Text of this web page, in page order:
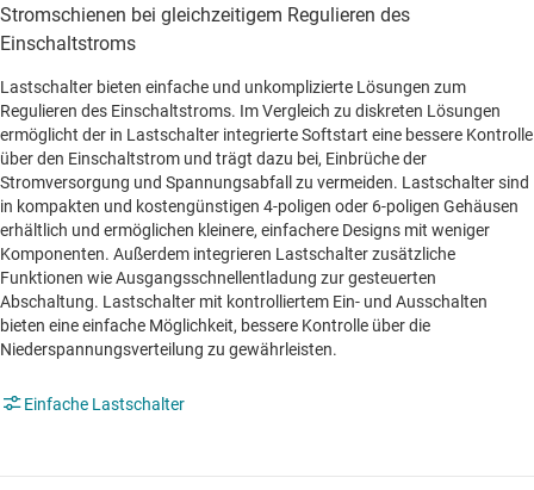
Stromschienen bei gleichzeitigem Regulieren des
Einschaltstroms
Lastschalter bieten einfache und unkomplizierte Lösungen zum
Regulieren des Einschaltstroms. Im Vergleich zu diskreten Lösungen
ermöglicht der in Lastschalter integrierte Softstart eine bessere Kontrolle
über den Einschaltstrom und trägt dazu bei, Einbrüche der
Stromversorgung und Spannungsabfall zu vermeiden. Lastschalter sind
in kompakten und kostengünstigen 4-poligen oder 6-poligen Gehäusen
erhältlich und ermöglichen kleinere, einfachere Designs mit weniger
Komponenten. Außerdem integrieren Lastschalter zusätzliche
Funktionen wie Ausgangsschnellentladung zur gesteuerten
Abschaltung. Lastschalter mit kontrolliertem Ein- und Ausschalten
bieten eine einfache Möglichkeit, bessere Kontrolle über die
Niederspannungsverteilung zu gewährleisten.
Einfache Lastschalter